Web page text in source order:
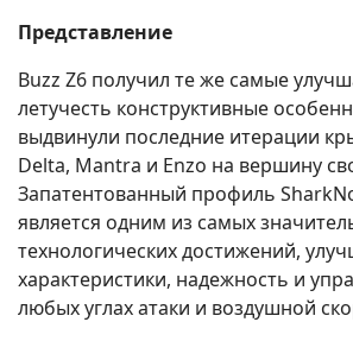
Представление
Buzz Z6 получил те же самые
летучесть конструктивные
выдвинули последние итерации
Delta, Mantra и Enzo на вершину
Запатентованный профиль
является одним из самых
технологических достижений,
характеристики, надежность и
любых углах атаки и воздушной